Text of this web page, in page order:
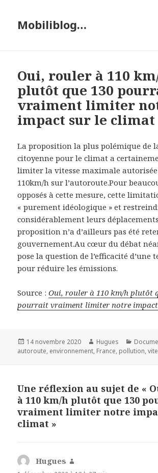
Mobiliblog…
Oui, rouler à 110
plutôt que 130
vraiment limiter
impact sur le climat
La proposition la plus polémique de
citoyenne pour le climat a
limiter la vitesse maximale autorisée
110km/h sur l’autoroute.Pour
opposés à cette mesure, cette
« purement idéologique » et
considérablement leurs
proposition n’a d’ailleurs pas été
gouvernement.Au cœur du débat
pose la question de l’efficacité
pour réduire les émissions.
Source :Oui, rouler à 110 km/h plutôt
pourrait vraiment limiter notre
Publié
le
14 novembre 2020 Auteur
Hugues
autoroute, environnement, France, pollution,
Une réflexion au sujet de «
à 110 km/h plutôt que 130
vraiment limiter notre
climat »
Hugues